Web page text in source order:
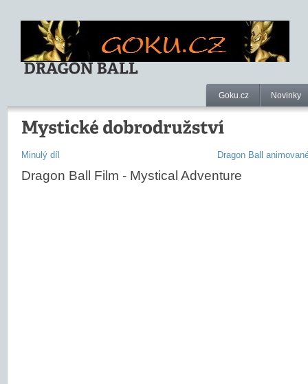
Goku.cz Novinky
Minulý díl Dragon Ball
Dragon Ball Film - Mystical Adventure